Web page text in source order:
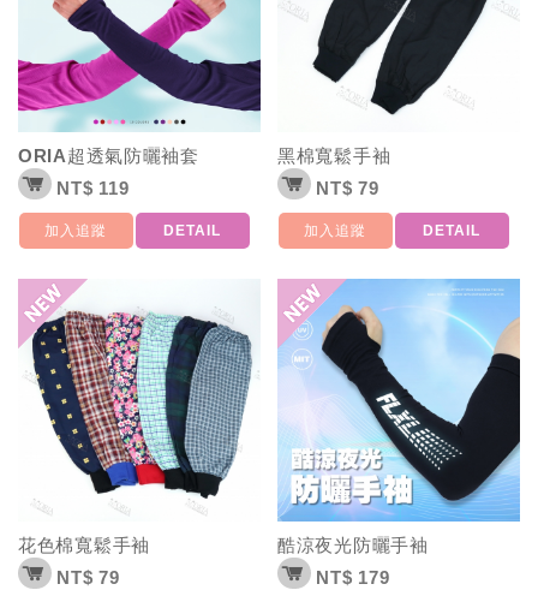
ORIA超透氣防曬袖套
NT$ 119
加入追蹤 DETAIL
黑棉寬鬆手袖
NT$ 79
加入追蹤 DETAIL
花色棉寬鬆手袖
NT$ 79
酷涼夜光防曬手袖
NT$ 179